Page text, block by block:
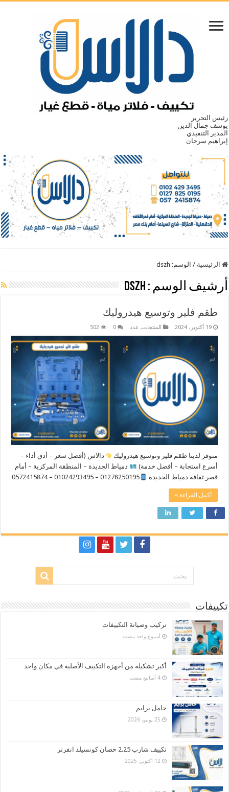
رئيس التحرير
يوسف جمال الدين
المدير التنفيذي
إبراهيم سرحان
الرئيسية / الوسم: dszh
أرشيف الوسم : dszh
طقم فلير وتوسيع هيدروليك
19 أكتوبر، 2024 المنتجات, عدد 0
502
متوفر لدينا طقم فلير وتوسيع هيدروليك
دالاس (أفضل سعر – أدق أداء –
أسرع استجابة – أفضل خدمة)
دمياط الجديدة – المنطقة المركزية – أمام
قصر ثقافة دمياط الجديدة
01278250195 – 01024293495 – 0572415874
أكمل القراءة »
تكييفات
تركيب وصيانة التكييفات
‏أسبوع واحد مضت
أكبر تشكيلة من أجهزة التكييف الأصلية في مكان واحد
حامل برايم
25 يونيو، 2026
تكييف شارب 2.25 حصان كونسيلد انفرتر
12 أكتوبر، 2025